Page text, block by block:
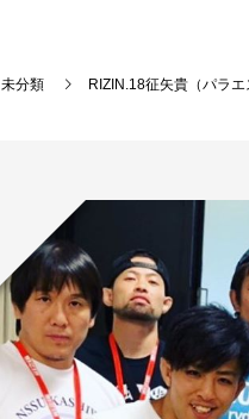
未分類 RIZIN.18征矢貴（パラエストラ松戸）